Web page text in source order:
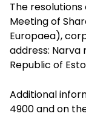
The
Meeting of
Europaea),
address: Narva
Republic of
Additional
4900 and on